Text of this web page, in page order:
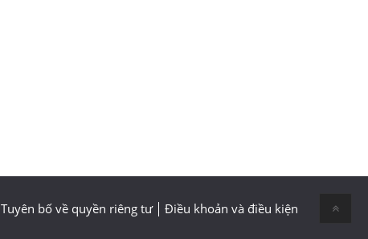
Tuyên bố về quyền riêng tư Điều khoản và điều kiện